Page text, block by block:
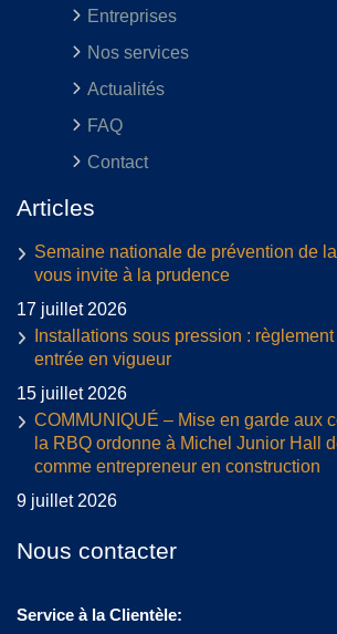
Entreprises
Nos services
Actualités
FAQ
Contact
Articles
Semaine nationale de prévention de
vous invite à la prudence
17 juillet 2026
Installations sous pression :
entrée en vigueur
15 juillet 2026
COMMUNIQUÉ – Mise en garde aux
la RBQ ordonne à Michel Junior Hall
comme entrepreneur en construction
9 juillet 2026
Nous contacter
Service à la Clientèle: